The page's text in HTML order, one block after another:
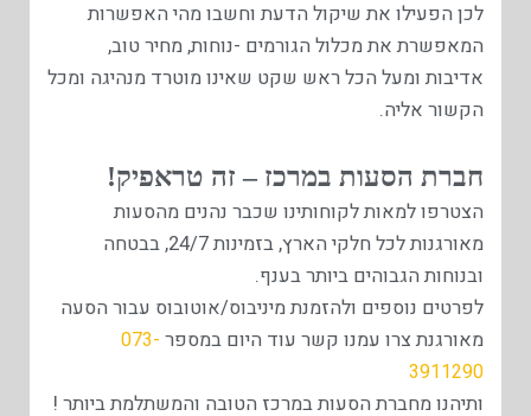
לכן הפעילו את שיקול הדעת וחשבו מהי האפשרות
המאפשרת את מכלול הגורמים -נוחות, מחיר טוב,
אדיבות ומעל הכל ראש שקט שאינו מוטרד מנהיגה ומכל
הקשור אליה.
חברת הסעות במרכז – זה טראפיק!
הצטרפו למאות לקוחותינו שכבר נהנים מהסעות
מאורגנות לכל חלקי הארץ, בזמינות 24/7, בבטחה
ובנוחות הגבוהים ביותר בענף.
לפרטים נוספים ולהזמנת מיניבוס/אוטובוס עבור הסעה
מאורגנת צרו עמנו קשר עוד היום במספר 073-
3911290
ותיהנו מחברת הסעות במרכז הטובה והמשתלמת ביותר !